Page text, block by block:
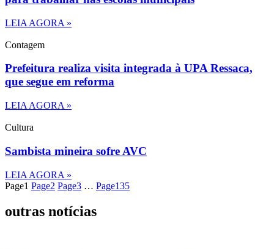
LEIA AGORA »
Contagem
Prefeitura realiza visita integrada à UPA Ressaca,
que segue em reforma
LEIA AGORA »
Cultura
Sambista mineira sofre AVC
LEIA AGORA »
Page1 Page2 Page3 … Page135
outras notícias